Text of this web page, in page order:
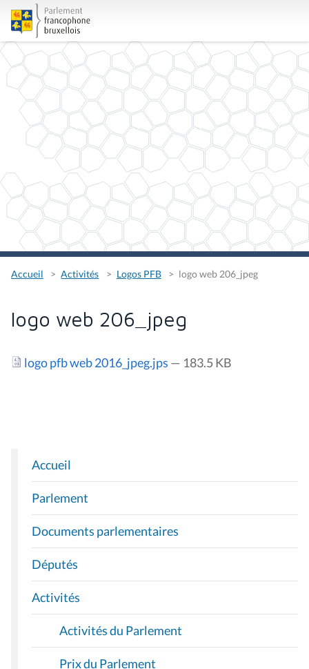
Accueil Activités Logos PFB logo web 206_jpeg
logo web 206_jpeg
logo pfb web 2016_jpeg.jps — 183.5 KB
N
A
V
I
G
A
T
I
O
Accueil
Parlement
Documents parlementaires
Députés
Activités
Activités du Parlement
Prix du Parlement